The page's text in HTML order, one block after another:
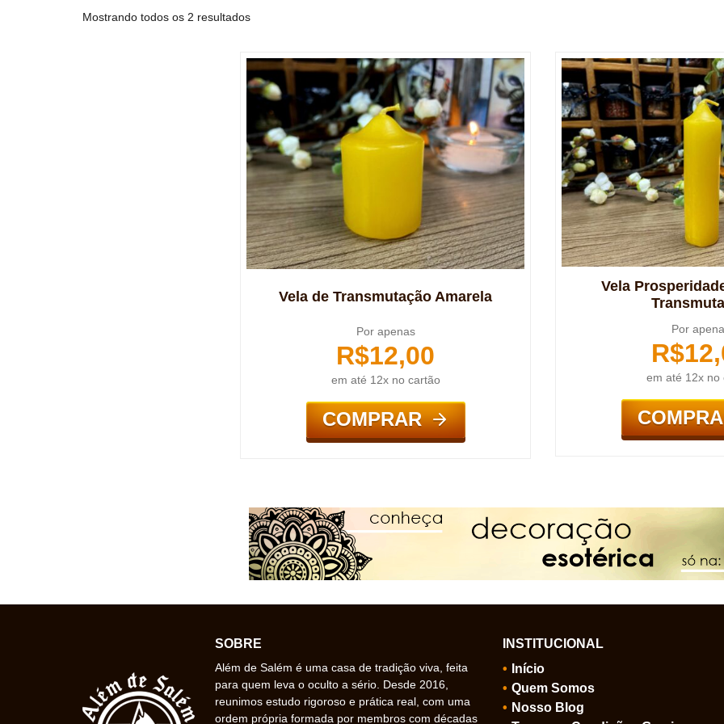
Mostrando todos os 2 resultados
Vela de Transmutação Amarela
Por apenas
R$12,00
em até 12x no cartão
COMPRAR
Vela
Por
R$
em até 12x no
SOBRE
Além de Salém é uma casa de tradição viva, feita
para quem leva o oculto a sério. Desde 2016,
reunimos estudo rigoroso e prática real, com uma
ordem própria formada por membros com décadas
INSTITUCIONAL
Início
Quem Somos
Nosso Blog